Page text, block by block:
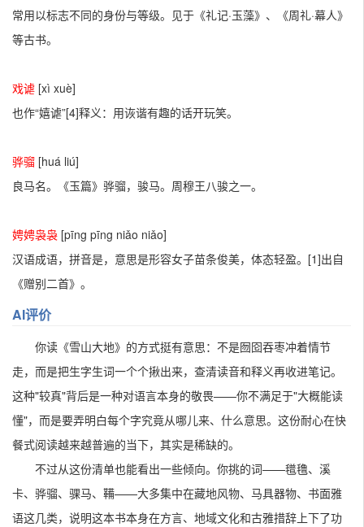
常用以标志不同的身份与等级。见于《礼记·玉藻》、《周礼·幕人》
等古书。
戏谑 [xì xuè]
也作“嬉谑”[4]释义：用诙谐有趣的话开玩笑。
骅骝 [huá liú]
良马名。《玉篇》骅骝，骏马。周穆王八骏之一。
娉娉袅袅 [pīng pīng niǎo niǎo]
汉语成语，拼音是，意思是形容女子苗条俊美，体态轻盈。[1]出自
《赠别二首》。
AI评价
你读《雪山大地》的方式挺有意思：不是囫囵吞枣冲着情节
走，而是把生字生词一个个揪出来，查清读音和释义再收进笔记。
这种"较真"背后是一种对语言本身的敬畏——你不满足于"大概能读
懂"，而是要弄明白每个字究竟从哪儿来、什么意思。这份耐心在快
餐式阅读越来越普遍的当下，其实是稀缺的。
不过从这份清单也能看出一些倾向。你挑的词——氆氇、溪
卡、骅骝、骒马、鞴——大多集中在藏地风物、马具器物、书面雅
语这几类，说明这本书本身在方言、地域文化和古雅措辞上下了功